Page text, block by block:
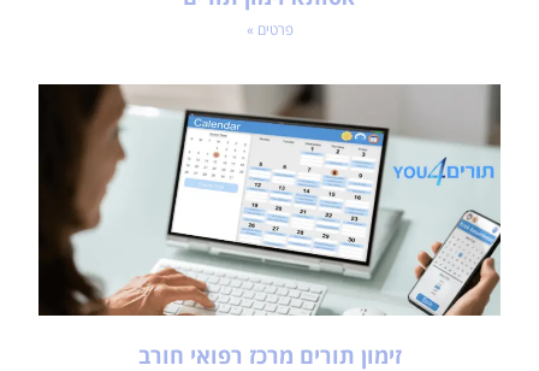
פרטים »
זימון תורים מרכז רפואי חורב